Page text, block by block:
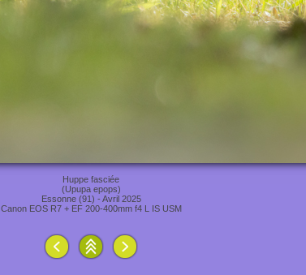
Huppe fasciée
(Upupa epops)
Essonne (91) - Avril 2025
Canon EOS R7 + EF 200-400mm f4 L IS USM